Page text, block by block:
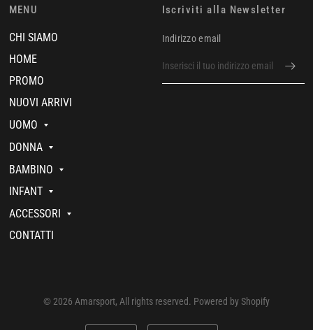
MENU
CHI SIAMO
HOME
PROMO
NUOVI ARRIVI
UOMO
DONNA
BAMBINO
INFANT
ACCESSORI
CONTATTI
Iscriviti alla Newsletter
Indirizzo email
© 2026 Amarsport, All rights reserved. Powered by Shopify